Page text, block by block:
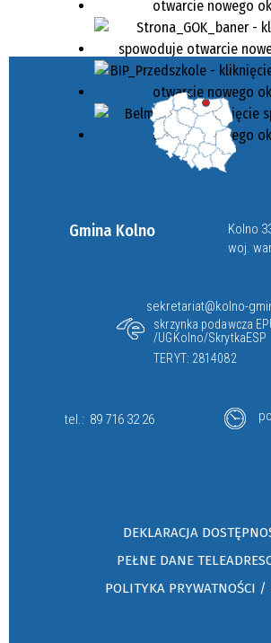
Gmina Kolno
Kolno
woj.
sekretariat@kolno-
skrzynka podawcza
/UGKolno/SkrytkaESP
TERYT: 2814082
tel.: 89 716 32 26
DEKLARACJA
PEŁNE DANE
POLITYKA PRYWATNOŚCI /